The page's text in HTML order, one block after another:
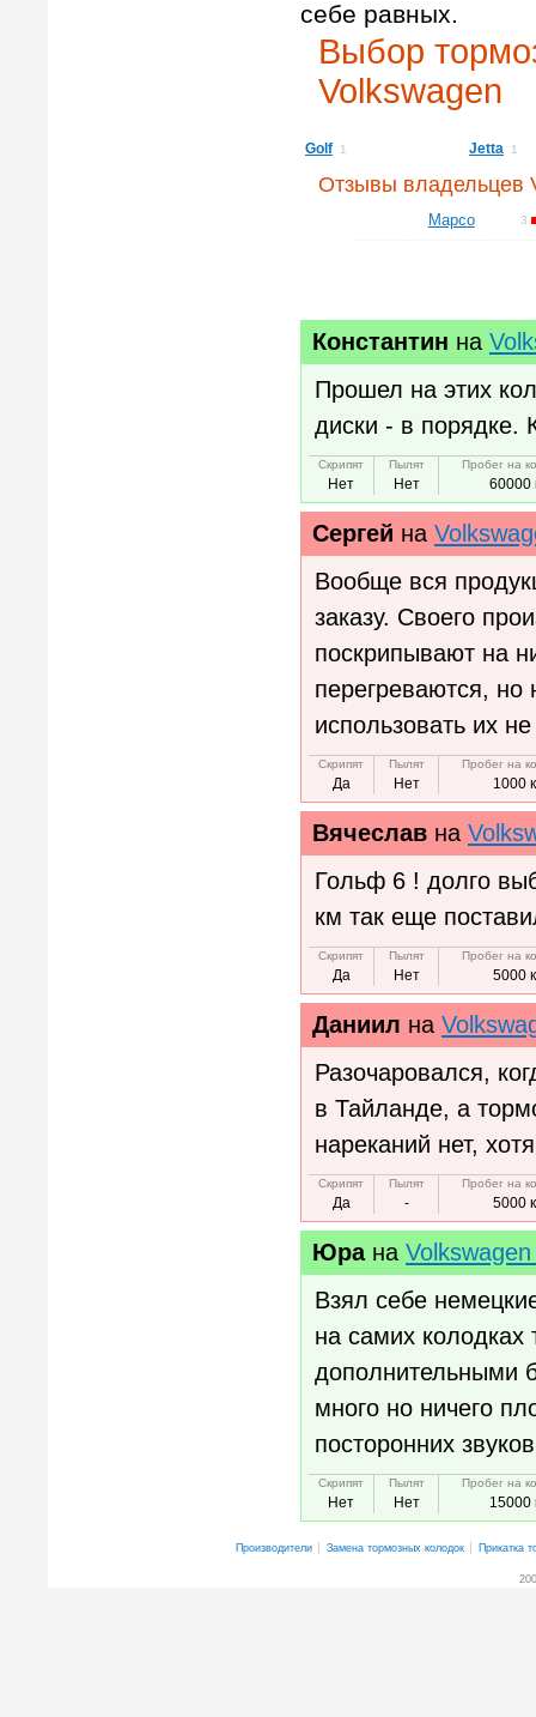
себе равных.
Выбор
Volkswagen
Golf 1 Jetta 1
Отзывы владельцев
Mapco 3
Константин на
Прошел на этих
диски - в порядке.
Скрипят
Нет
Пылят
Нет
Пробег на
60000
Сергей на
Вообще вся
заказу. Своего
поскрипывают на
перегреваются, но
использовать их
Скрипят
Да
Пылят
Нет
Пробег на
1000
Вячеслав на
Гольф 6 ! долго
км так еще
Скрипят
Да
Пылят
Нет
Пробег на
5000
Даниил на
Разочаровался,
в Тайланде, а
нареканий нет,
Скрипят
Да
Пылят
-
Пробег на
5000
Юрана
Взял себе
на самих
дополнительными
много но ничего
посторонних
Скрипят
Нет
Пылят
Нет
Пробег на
15000
Производители Замена тормозных колодок Прикатка